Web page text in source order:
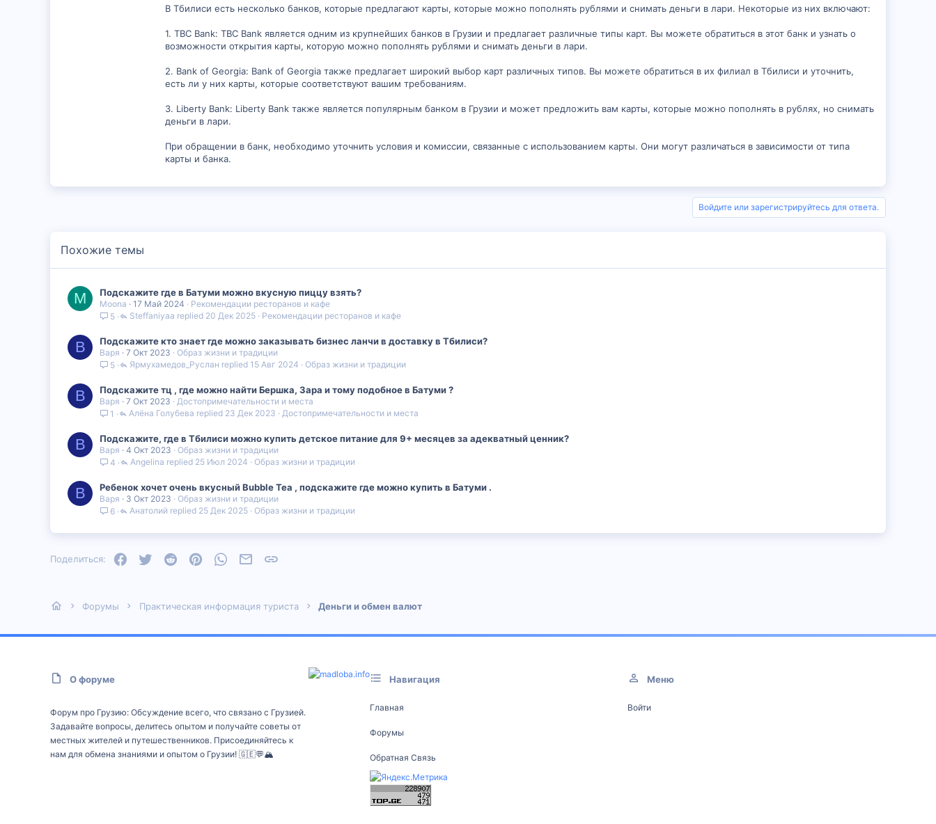
В Тбилиси есть несколько банков, которые предлагают карты, которые можно пополнять рублями и снимать деньги в лари. Некоторые из них включают:
1. TBC Bank: TBC Bank является одним из крупнейших банков в Грузии и предлагает различные типы карт. Вы можете обратиться в этот банк и узнать о
возможности открытия карты, которую можно пополнять рублями и снимать деньги в лари.
2. Bank of Georgia: Bank of Georgia также предлагает широкий выбор карт различных типов. Вы можете обратиться в их филиал в Тбилиси и уточнить,
есть ли у них карты, которые соответствуют вашим требованиям.
3. Liberty Bank: Liberty Bank также является популярным банком в Грузии и может предложить вам карты, которые можно пополнять в рублях, но снимать
деньги в лари.
При обращении в банк, необходимо уточнить условия и комиссии, связанные с использованием карты. Они могут различаться в зависимости от типа
карты и банка.
Войдите или зарегистрируйтесь для ответа.
Похожие темы
M Подскажите где в Батуми можно вкусную пиццу взять?
Moona 17 Май 2024
Рекомендации ресторанов и кафе
5
Рекомендации ресторанов и кафе
20 Дек 2025
Steffaniyaa
В Подскажите кто знает где можно заказывать бизнес ланчи в доставку в Тбилиси?
Варя 7 Окт 2023
Образ жизни и традиции
5
Образ жизни и традиции
15 Авг 2024
Ярмухамедов_Руслан
В Подскажите тц , где можно найти Бершка, Зара и тому подобное в Батуми ?
Варя 7 Окт 2023
Достопримечательности и места
1
Достопримечательности и места
23 Дек 2023
Алëна Голубева
В Подскажите, где в Тбилиси можно купить детское питание для 9+ месяцев за адекватный ценник?
Варя 4 Окт 2023
Образ жизни и традиции
4
Образ жизни и традиции
25 Июл 2024
Angelina
В Ребенок хочет очень вкусный Bubble Tea , подскажите где можно купить в Батуми .
Варя 3 Окт 2023
Образ жизни и традиции
6
Образ жизни и традиции
25 Дек 2025
Анатолий
Поделиться: Facebook
Twitter Reddit PinterestWhatsAppЭлектронная почта
Форумы Практическая информация туриста Деньги и обмен валют
О форуме
Форум про Грузию: Обсуждение всего, что связано с Грузией.
Задавайте вопросы, делитесь опытом и получайте советы от
местных жителей и путешественников. Присоединяйтесь к
нам для обмена знаниями и опытом о Грузии! 🇬🇪💬🏔️
Навигация
Главная
Форумы
Обратная Связь
Меню
Войти